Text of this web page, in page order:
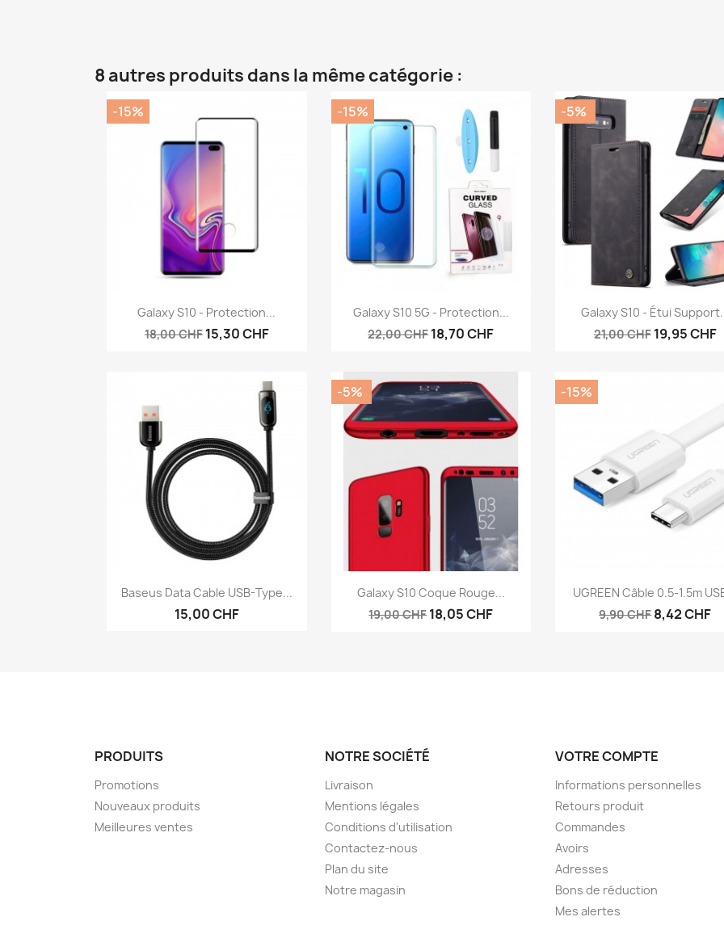
8 autres produits dans la même catégorie :
Aperçu rapide
Galaxy S10 - Protection...
18,00 CHF 15,30 CHF
-15%
Aperçu rapide
Galaxy S10 5G - Protection...
22,00 CHF18,70 CHF
-15%
Aperçu rapide
Galaxy S10 - Étui
21,00 CHF 19,95 CHF
-5%
Aperçu rapide
Baseus Data Cable USB-Type...
15,00 CHF
Aperçu rapide
Galaxy S10 Coque Rouge...
19,00 CHF18,05 CHF
-5%
Aperçu rapide
UGREEN Câble 0.5-1.5m
9,90 CHF8,42 CHF
-15%
PRODUITS
Promotions
Nouveaux produits
Meilleures ventes
NOTRE SOCIÉTÉ
Livraison
Mentions légales
Conditions d'utilisation
Contactez-nous
Plan du site
Notre magasin
VOTRE COMPTE
Informations personnelles
Retours produit
Commandes
Avoirs
Adresses
Bons de réduction
Mes alertes